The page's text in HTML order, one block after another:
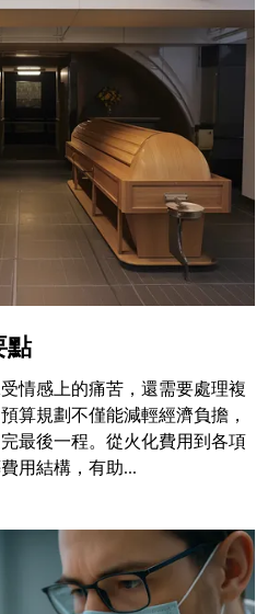
點
情感上的痛苦，還需要處理複
算規劃不僅能減輕經濟負擔，
最後一程。從火化費用到各項
用結構，有助...